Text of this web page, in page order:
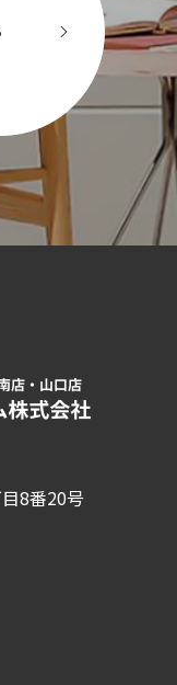
8番20号